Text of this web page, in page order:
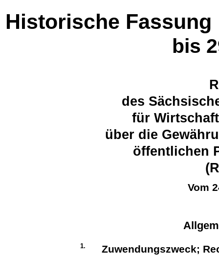
Historische Fassung
bis
des
für
über die
öffentlichen
Vom
1. Zuwendungszweck;